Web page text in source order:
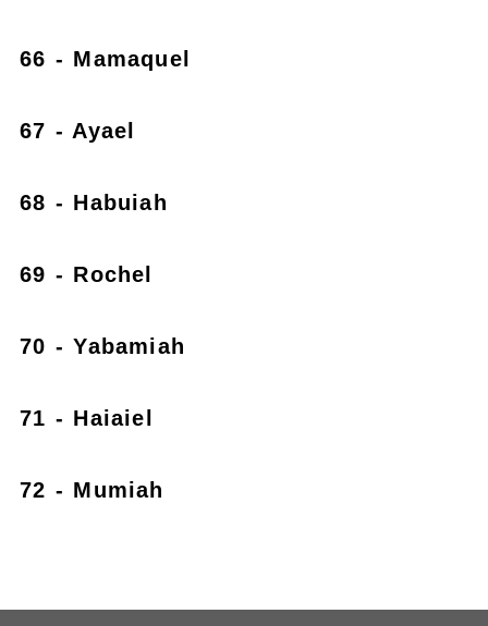
66 - Mamaquel
67 - Ayael
68 - Habuiah
69 - Rochel
70 - Yabamiah
71 - Haiaiel
72 - Mumiah